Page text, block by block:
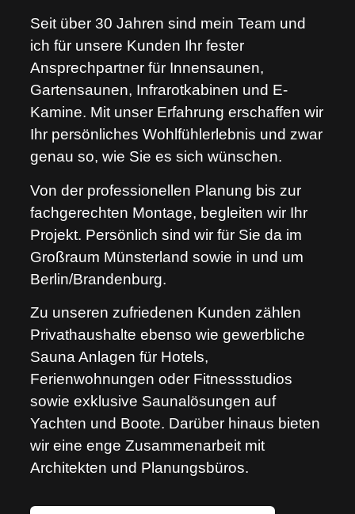
Seit über 30 Jahren sind mein Team und
ich für unsere Kunden Ihr fester
Ansprechpartner für Innensaunen,
Gartensaunen, Infrarotkabinen und E-
Kamine. Mit unser Erfahrung erschaffen wir
Ihr persönliches Wohlfühlerlebnis und zwar
genau so, wie Sie es sich wünschen.
Von der professionellen Planung bis zur
fachgerechten Montage, begleiten wir Ihr
Projekt. Persönlich sind wir für Sie da im
Großraum Münsterland sowie in und um
Berlin/Brandenburg.
Zu unseren zufriedenen Kunden zählen
Privathaushalte ebenso wie gewerbliche
Sauna Anlagen für Hotels,
Ferienwohnungen oder Fitnessstudios
sowie exklusive Saunalösungen auf
Yachten und Boote. Darüber hinaus bieten
wir eine enge Zusammenarbeit mit
Architekten und Planungsbüros.